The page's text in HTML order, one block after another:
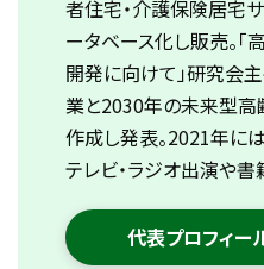
者住宅・介護保険居宅
ータベース化し販売。
開発に向けて」研究会
業と2030年の未来型高
作成し発表。2021年に
テレビ・ラジオ出演や書
代表プロフィー